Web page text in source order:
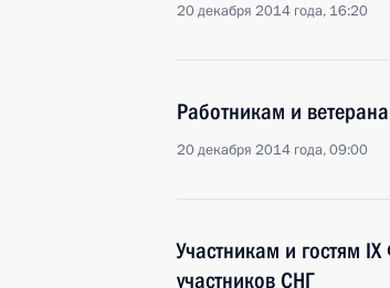
20 декабря 2014 года, 16:20
Работникам и
20 декабря 2014 года, 09:00
Участникам и гостям
участников СНГ